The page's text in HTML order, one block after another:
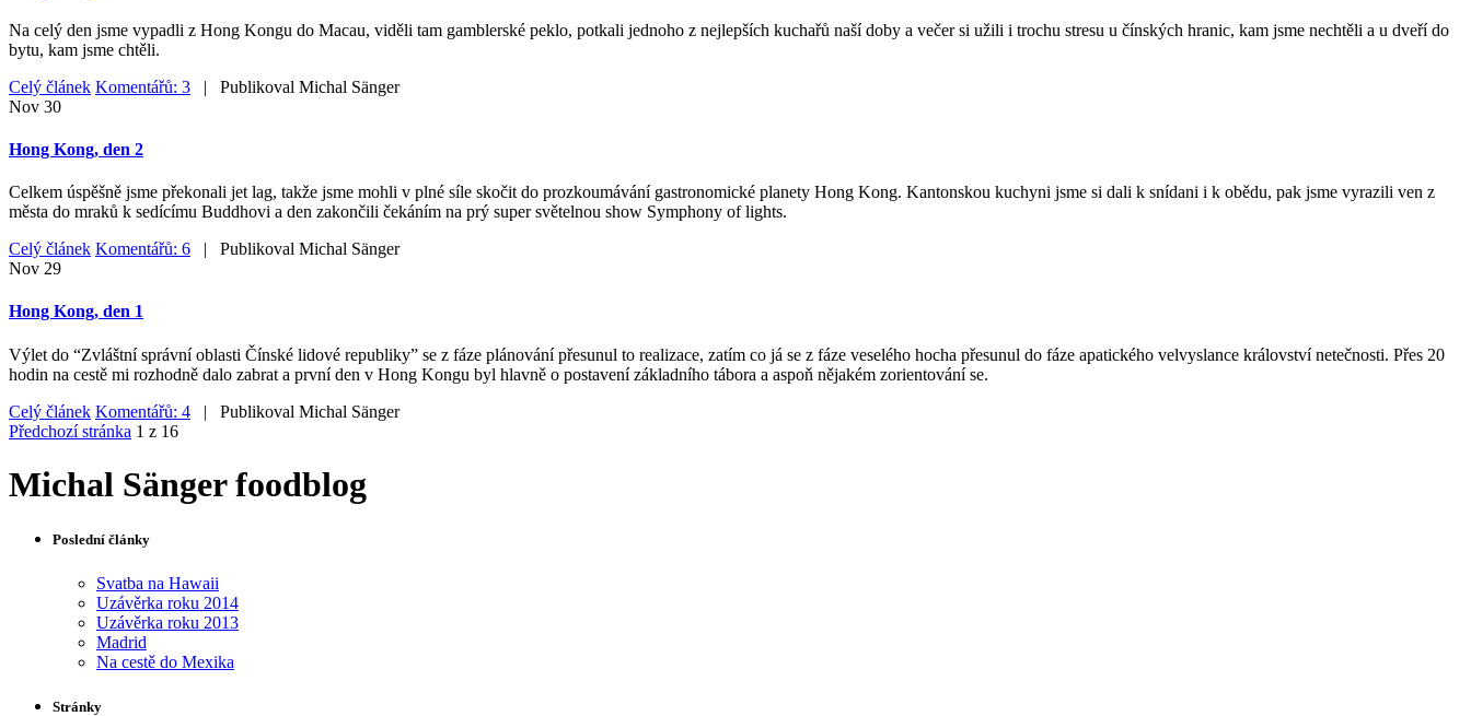
Na celý den jsme vypadli z Hong Kongu do Macau, viděli tam gamblerské peklo, potkali jednoho z nejlepších kuchařů naší doby a večer si užili i trochu stresu u čínských hranic, kam jsme nechtěli a u dveří do
bytu, kam jsme chtěli.
Celý článek Komentářů: 3 | Publikoval Michal Sänger
Nov 30
Hong Kong, den 2
Celkem úspěšně jsme překonali jet lag, takže jsme mohli v plné síle skočit do prozkoumávání gastronomické planety Hong Kong. Kantonskou kuchyni jsme si dali k snídani i k obědu, pak jsme vyrazili ven z
města do mraků k sedícímu Buddhovi a den zakončili čekáním na prý super světelnou show Symphony of lights.
Celý článek Komentářů: 6 | Publikoval Michal Sänger
Nov 29
Hong Kong, den 1
Výlet do “Zvláštní správní oblasti Čínské lidové republiky” se z fáze plánování přesunul to realizace, zatím co já se z fáze veselého hocha přesunul do fáze apatického velvyslance království netečnosti. Přes 20
hodin na cestě mi rozhodně dalo zabrat a první den v Hong Kongu byl hlavně o postavení základního tábora a aspoň nějakém zorientování se.
Celý článek Komentářů: 4 | Publikoval Michal Sänger
Předchozí stránka 1 z 16
Michal Sänger foodblog
Poslední články
Svatba na Hawaii
Uzávěrka roku 2014
Uzávěrka roku 2013
Madrid
Na cestě do Mexika
Stránky